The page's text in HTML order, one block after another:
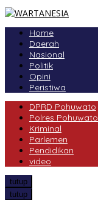
Home
Daerah
Nasional
Politik
Opini
Peristiwa
DPRD Pohuwato
Polres Pohuwato
Kriminal
Parlemen
Pendidikan
video
tutup
tutup